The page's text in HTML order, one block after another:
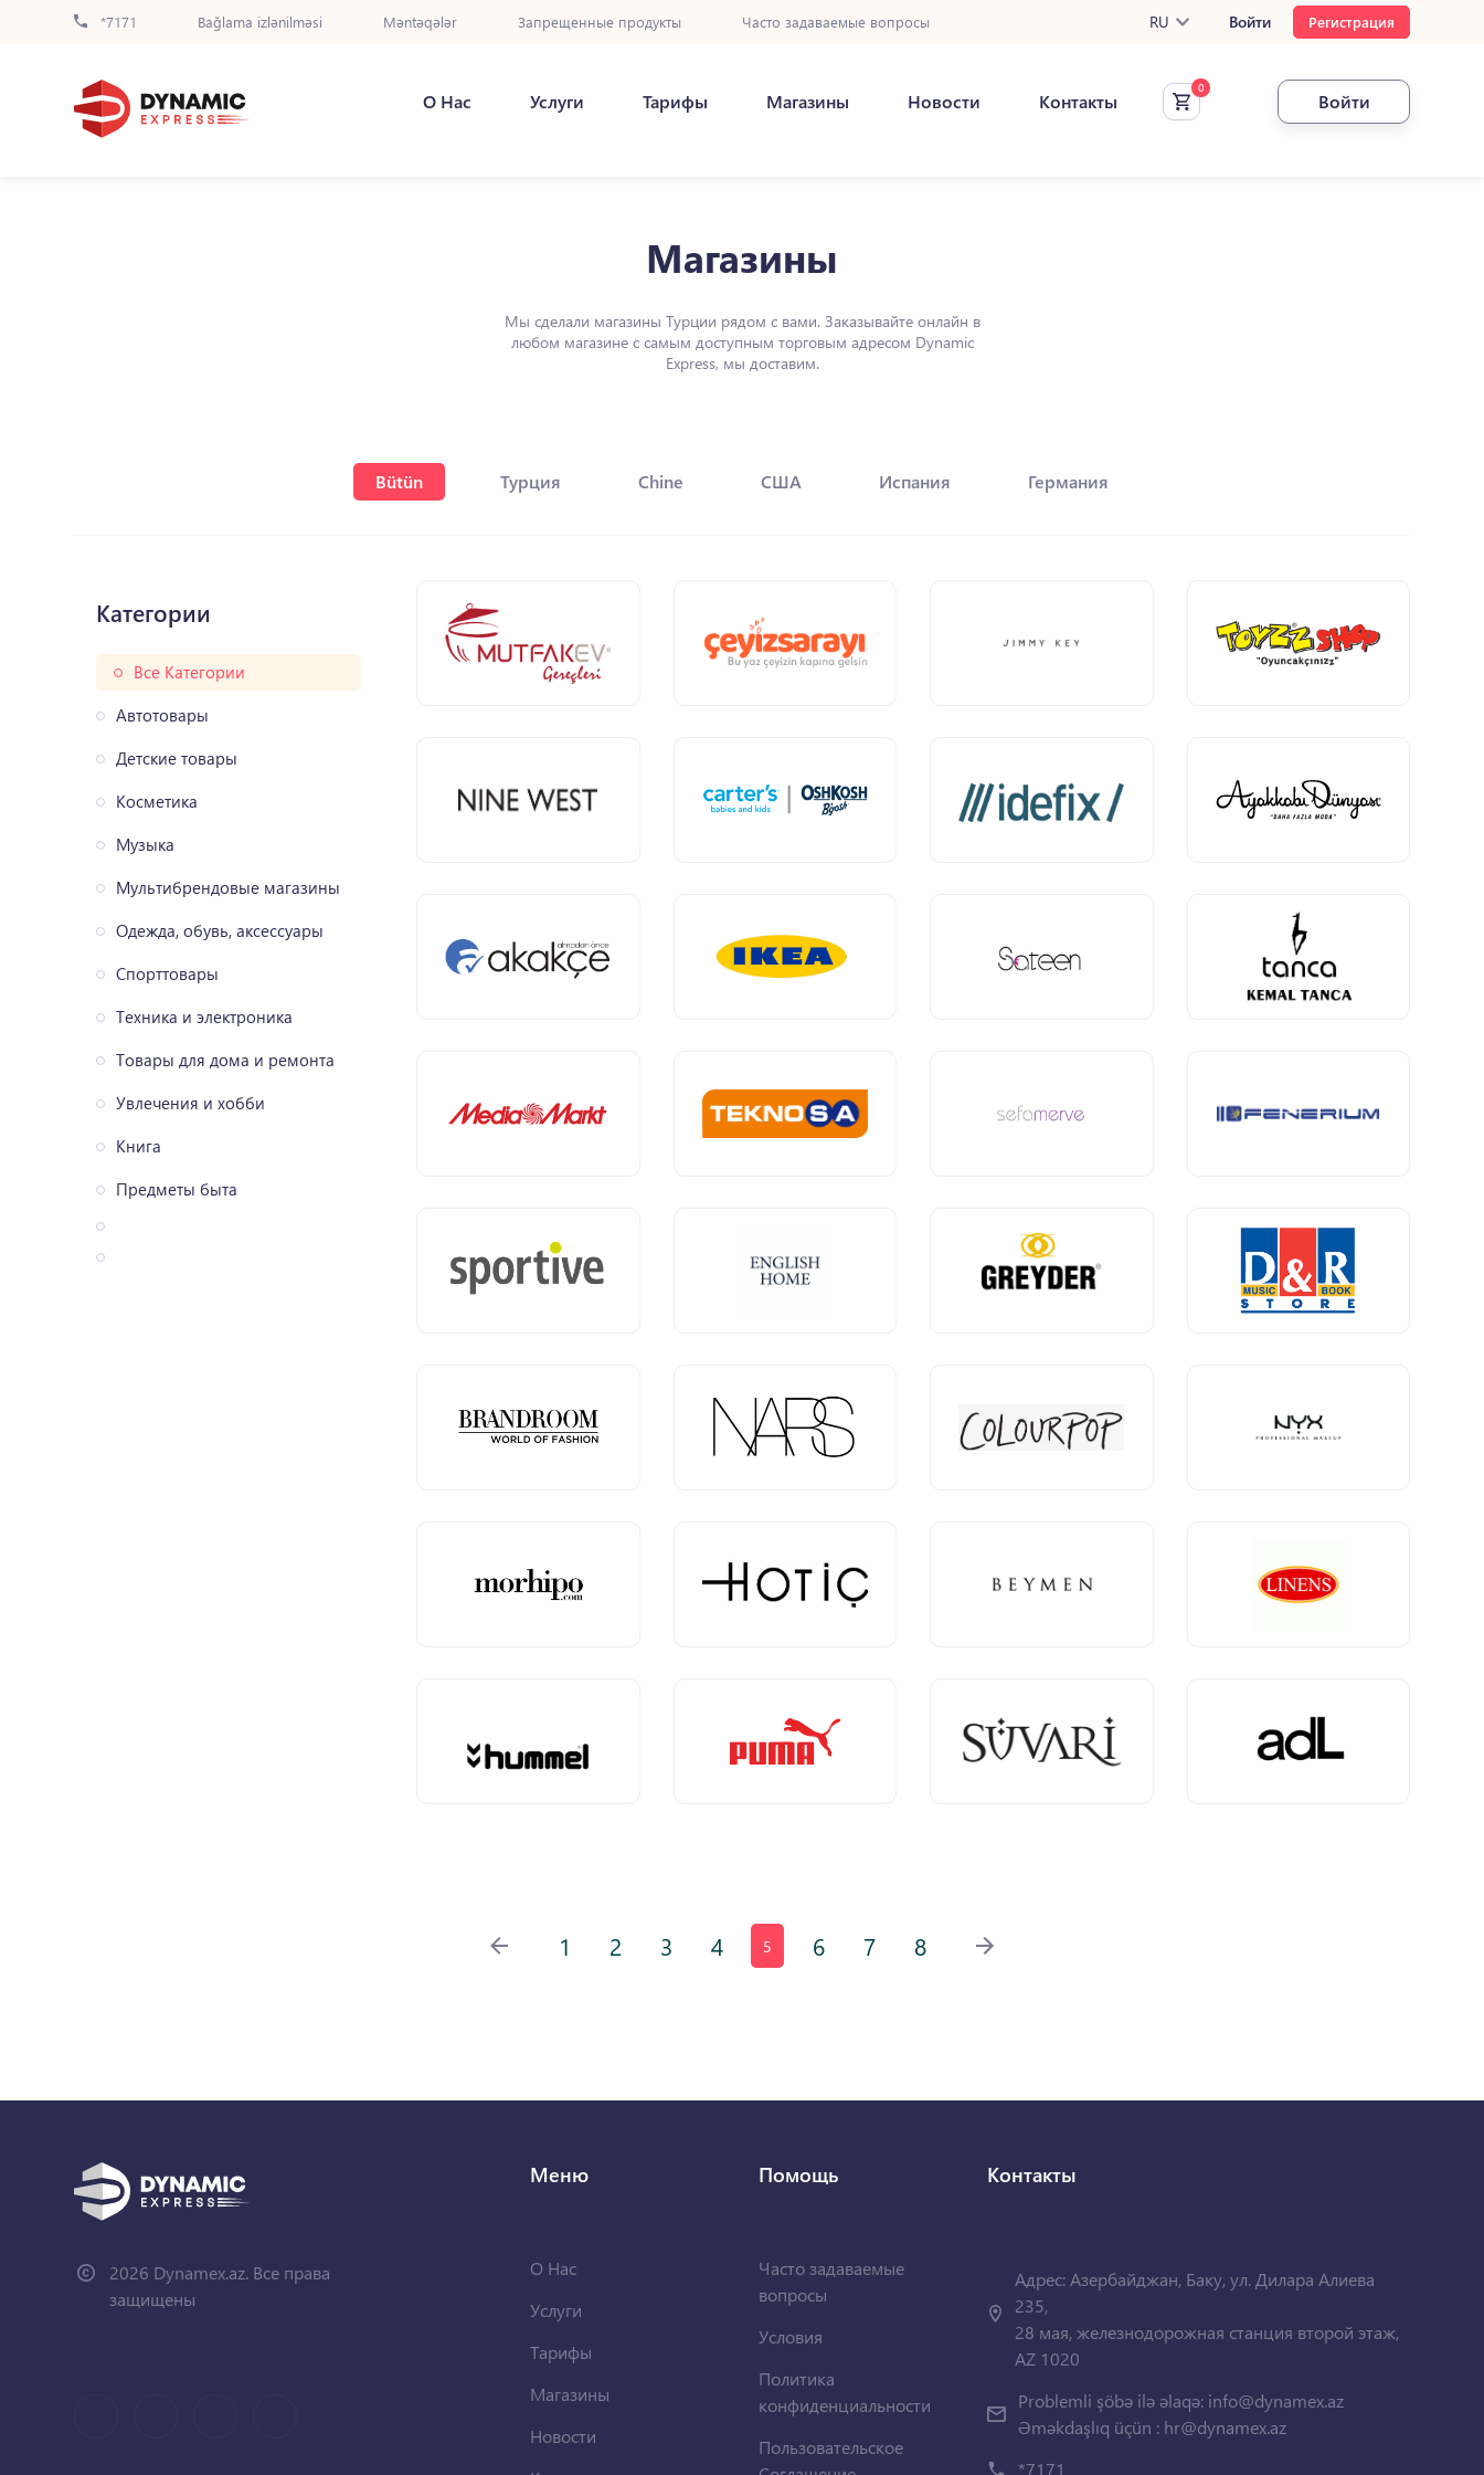
*7171 Bağlama izlənilməsi Məntəqələr Запрещенные продукты Часто задаваемые вопросы RU Войти Регистрация
О Нас Услуги Тарифы Магазины Новости Контакты Войти
Магазины
Мы сделали магазины Турции рядом с вами. Заказывайте онлайн в
любом магазине с самым доступным торговым адресом Dynamic
Express, мы доставим.
Bütün Турция Chine США Испания Германия
Категории
Все Категории
Автотовары
Детские товары
Косметика
Музыка
Мультибрендовые магазины
Одежда, обувь, аксессуары
Спорттовары
Техника и электроника
Товары для дома и ремонта
Увлечения и хобби
Книга
Предметы быта
1 2 3 4 5 6 7 8
2026 Dynamex.az. Все права
защищены
Меню
О Нас
Услуги
Тарифы
Магазины
Новости
Помощь
Часто задаваемые
вопросы
Условия
Политика
конфиденциальности
Пользовательское
Контакты
Адрес: Азербайджан, Баку, ул. Дилара Алиева
235,
28 мая, железнодорожная станция второй этаж,
AZ 1020
Problemli şöbə ilə əlaqə: info@dynamex.az
Əməkdaşlıq üçün : hr@dynamex.az
*7171